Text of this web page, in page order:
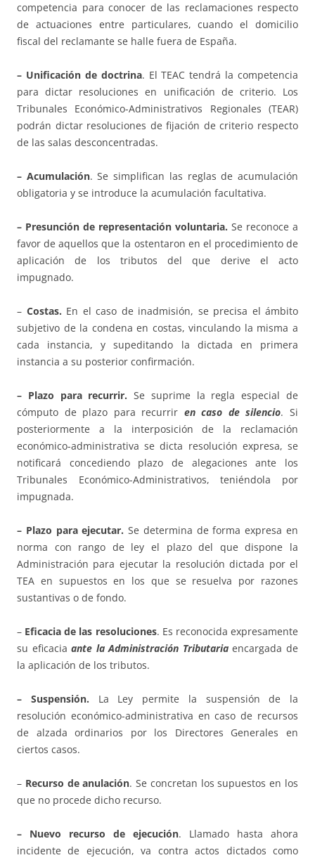
competencia para conocer de las reclamaciones respecto
de actuaciones entre particulares, cuando el domicilio
fiscal del reclamante se halle fuera de España.
– Unificación de doctrina. El TEAC tendrá la competencia
para dictar resoluciones en unificación de criterio. Los
Tribunales Económico-Administrativos Regionales (TEAR)
podrán dictar resoluciones de fijación de criterio respecto
de las salas desconcentradas.
– Acumulación. Se simplifican las reglas de acumulación
obligatoria y se introduce la acumulación facultativa.
– Presunción de representación voluntaria. Se reconoce a
favor de aquellos que la ostentaron en el procedimiento de
aplicación de los tributos del que derive el acto
impugnado.
– Costas. En el caso de inadmisión, se precisa el ámbito
subjetivo de la condena en costas, vinculando la misma a
cada instancia, y supeditando la dictada en primera
instancia a su posterior confirmación.
– Plazo para recurrir. Se suprime la regla especial de
cómputo de plazo para recurrir en caso de silencio. Si
posteriormente a la interposición de la reclamación
económico-administrativa se dicta resolución expresa, se
notificará concediendo plazo de alegaciones ante los
Tribunales Económico-Administrativos, teniéndola por
impugnada.
– Plazo para ejecutar. Se determina de forma expresa en
norma con rango de ley el plazo del que dispone la
Administración para ejecutar la resolución dictada por el
TEA en supuestos en los que se resuelva por razones
sustantivas o de fondo.
– Eficacia de las resoluciones. Es reconocida expresamente
su eficaciaante la Administración Tributariaencargada de
la aplicación de los tributos.
– Suspensión. La Ley permite la suspensión de la
resolución económico-administrativa en caso de recursos
de alzada ordinarios por los Directores Generales en
ciertos casos.
– Recurso de anulación. Se concretan los supuestos en los
que no procede dicho recurso.
– Nuevo recurso de ejecución. Llamado hasta ahora
incidente de ejecución, va contra actos dictados como